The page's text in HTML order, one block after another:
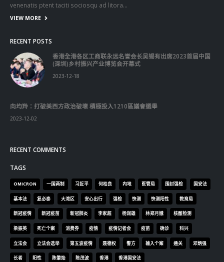
venenatis ptent taciti sociosqu ad litora…
VIEW MORE
RECENT POSTS
香港全港各区工商联永远名誉会长吴锡有出席2023首届中国
(深圳)乡村振兴产业博览会开幕式
2023-12-18
向均羚：打破美西方政治破壞 積極投入1210區議會選舉
2023-12-02
RECENT COMMENTS
TAGS
OMICRON 一国两制 习近平 何柏良 内地 医管局 围封强检 国安法
基本法 复必泰 大湾区 安心出行 强检 快测 快测阳性 教育局
新冠疫情 新冠疫苗 新冠肺炎 李家超 杨润雄 林郑月娥 核酸检测
梁振英 死亡个案 消费券 疫情 疫情记者会 疫苗 确诊 科兴
立法会 立法会选举 第五波疫情 聂德权 警方 输入个案 通关 邓炳强
长者 阳性 陈肇始 陈茂波 香港 香港国安法